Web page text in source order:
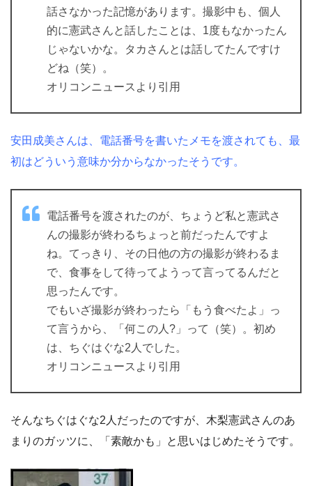
話さなかった記憶があります。撮影中も、個人
的に憲武さんと話したことは、1度もなかったん
じゃないかな。タカさんとは話してたんですけ
どね（笑）。
オリコンニュースより引用
安田成美さんは、電話番号を書いたメモを渡されても、最
初はどういう意味か分からなかったそうです。
電話番号を渡されたのが、ちょうど私と憲武さ
んの撮影が終わるちょっと前だったんですよ
ね。てっきり、その日他の方の撮影が終わるま
で、食事をして待ってようって言ってるんだと
思ったんです。
でもいざ撮影が終わったら「もう食べたよ」っ
て言うから、「何この人?」って（笑）。初め
は、ちぐはぐな2人でした。
オリコンニュースより引用
そんなちぐはぐな2人だったのですが、木梨憲武さんのあ
まりのガッツに、「素敵かも」と思いはじめたそうです。